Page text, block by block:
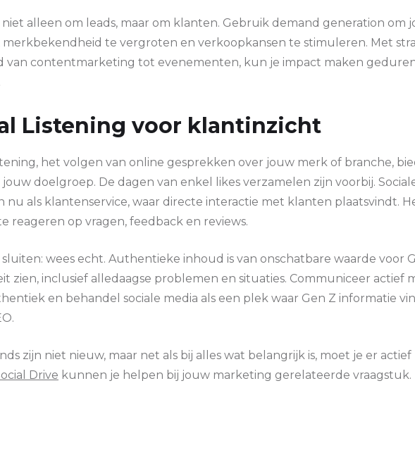
alleen om leads, maar om klanten. Gebruik demand generation om
merkbekendheid te vergroten en verkoopkansen te stimuleren. Met
van contentmarketing tot evenementen, kun je impact maken
Listening voor klantinzicht
het volgen van online gesprekken over jouw merk of branche,
doelgroep. De dagen van enkel likes verzamelen zijn voorbij.
nu als klantenservice, waar directe interactie met klanten plaatsvindt.
reageren op vragen, feedback en reviews.
wees echt. Authentieke inhoud is van onschatbare waarde voor
zien, inclusief alledaagse problemen en situaties. Communiceer actief
en behandel sociale media als een plek waar Gen Z informatie
zijn niet nieuw, maar net als bij alles wat belangrijk is, moet je er actief
Drive kunnen je helpen bij jouw marketing gerelateerde vraagstuk.